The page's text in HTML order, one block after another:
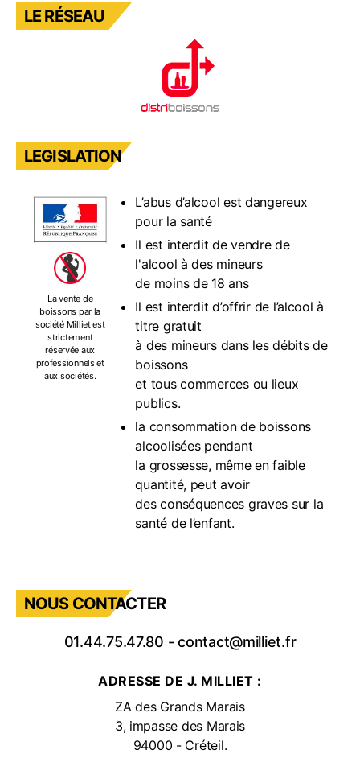
LE RÉSEAU
LEGISLATION
La vente de
boissons par la
société Milliet est
strictement
réservée aux
professionnels et
aux sociétés.
L’abus d’alcool est dangereux
pour la santé
Il est interdit de vendre de
l'alcool à des mineurs
de moins de 18 ans
Il est interdit d’offrir de l’alcool à
titre gratuit
à des mineurs dans les débits de
boissons
et tous commerces ou lieux
publics.
la consommation de boissons
alcoolisées pendant
la grossesse, même en faible
quantité, peut avoir
des conséquences graves sur la
santé de l’enfant.
NOUS CONTACTER
01.44.75.47.80 -contact@milliet.fr
ADRESSE DE J. MILLIET :
ZA des Grands Marais
3, impasse des Marais
94000 - Créteil.